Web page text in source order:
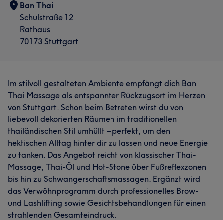
Ban Thai
Schulstraße 12
Rathaus
70173 Stuttgart
Im stilvoll gestalteten Ambiente empfängt dich Ban
Thai Massage als entspannter Rückzugsort im Herzen
von Stuttgart. Schon beim Betreten wirst du von
liebevoll dekorierten Räumen im traditionellen
thailändischen Stil umhüllt – perfekt, um den
hektischen Alltag hinter dir zu lassen und neue Energie
zu tanken. Das Angebot reicht von klassischer Thai-
Massage, Thai-Öl und Hot-Stone über Fußreflexzonen
bis hin zu Schwangerschaftsmassagen. Ergänzt wird
das Verwöhnprogramm durch professionelles Brow-
und Lashlifting sowie Gesichtsbehandlungen für einen
strahlenden Gesamteindruck.